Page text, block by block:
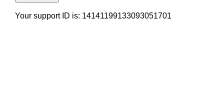
Your support ID is: 14141199133093051701